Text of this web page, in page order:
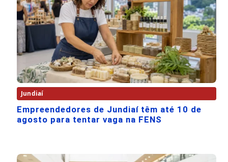
Jundiaí
Empreendedores de Jundiaí têm até 10 de
agosto para tentar vaga na FENS